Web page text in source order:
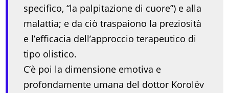
specifico, “la palpitazione di cuore”) e alla
malattia; e da ciò traspaiono la preziosità
e l’efficacia dell’approccio terapeutico di
tipo olistico.
C’è poi la dimensione emotiva e
profondamente umana del dottor Korolëv